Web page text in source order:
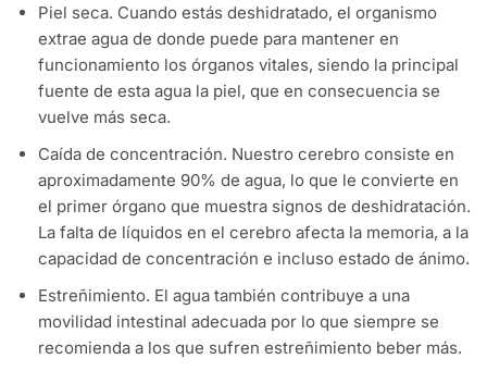
Piel seca. Cuando estás deshidratado, el organismo
extrae agua de donde puede para mantener en
funcionamiento los órganos vitales, siendo la principal
fuente de esta agua la piel, que en consecuencia se
vuelve más seca.
Caída de concentración. Nuestro cerebro consiste en
aproximadamente 90% de agua, lo que le convierte en
el primer órgano que muestra signos de deshidratación.
La falta de líquidos en el cerebro afecta la memoria, a la
capacidad de concentración e incluso estado de ánimo.
Estreñimiento. El agua también contribuye a una
movilidad intestinal adecuada por lo que siempre se
recomienda a los que sufren estreñimiento beber más.